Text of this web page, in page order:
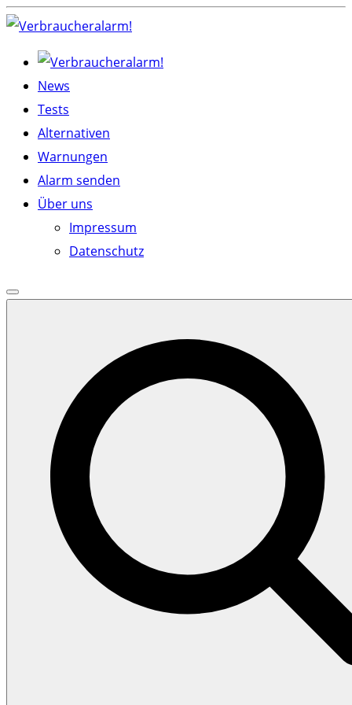
Skip
content
News
Tests
Alternativen
Warnungen
Alarm senden
Über uns
Impressum
Datenschutz